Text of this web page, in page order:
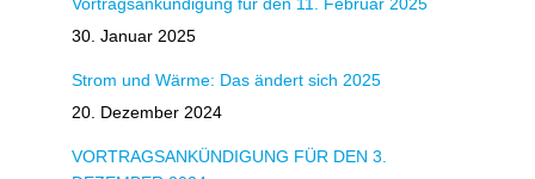
Vortragsankündigung für den 11. Februar 2025
30. Januar 2025
Strom und Wärme: Das ändert sich 2025
20. Dezember 2024
VORTRAGSANKÜNDIGUNG FÜR DEN 3.